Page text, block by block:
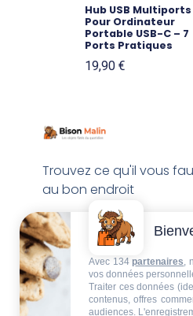
Hub USB Multiports
Pour Ordinateur
Portable USB-C – 7
Ports Pratiques
19,90 €
Trouvez ce qu'il vous
au bon endroit
Avec 134 partenaires,
vos données
Traiter ces données
contenus, offres
audiences.